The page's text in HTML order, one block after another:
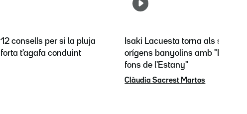
12 consells per si la pluja
forta t'agafa conduint
Isaki Lacuesta torna als seus
orígens banyolins amb "El
fons de l'Estany"
Clàudia Sacrest Martos